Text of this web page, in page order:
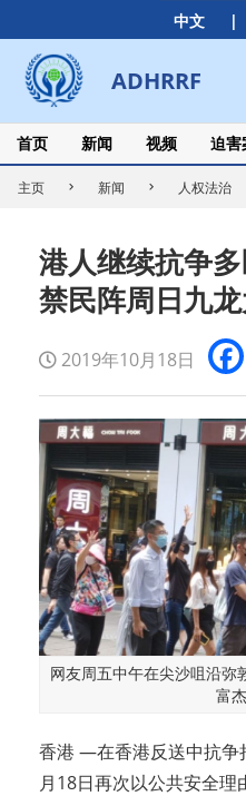
中文 |
to
content
ADHRRF
Secondary
Navigation
Menu
首页 新闻 视频 迫害
主页 新闻 人权法治
港人继续抗争
禁民阵周日九
2019年10月18日
网友周五中午在尖沙咀沿弥
富
香港 —在香港反送中抗争
月18日再次以公共安全